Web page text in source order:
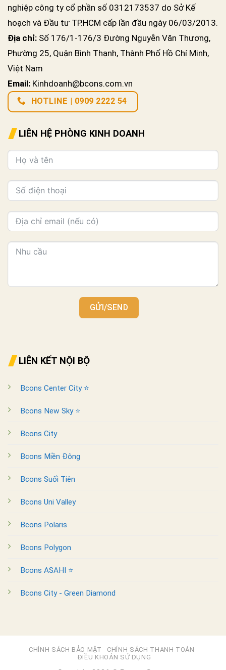
nghiệp công ty cổ phần số 0312173537 do Sở Kế
hoạch và Đầu tư TP.HCM cấp lần đầu ngày 06/03/2013.
Địa chỉ: Số 176/1-176/3 Đường Nguyễn Văn Thương,
Phường 25, Quận Bình Thạnh, Thành Phố Hồ Chí Minh,
Việt Nam
Email: Kinhdoanh@bcons.com.vn
HOTLINE | 0909 2222 54
LIÊN HỆ PHÒNG KINH DOANH
GỬI/SEND
LIÊN KẾT NỘI BỘ
Bcons Center City ⭐
Bcons New Sky ⭐
Bcons City
Bcons Miền Đông
Bcons Suối Tiên
Bcons Uni Valley
Bcons Polaris
Bcons Polygon
Bcons ASAHI ⭐
Bcons City - Green Diamond
CHÍNH SÁCH BẢO MẬT
CHÍNH SÁCH THANH TOÁN
ĐIỀU KHOẢN SỬ DỤNG